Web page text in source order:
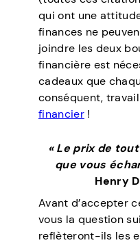
qui ont une
finances ne
joindre les deux
financière est
cadeaux que
conséquent,
financier!
« Le prix de
que vous
Henry
Avant d’accepter
vous la question
reflèteront-ils les